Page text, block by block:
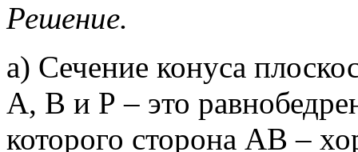
Решение.
а) Сечение конуса
А, В и Р – это
которого сторона АВ –